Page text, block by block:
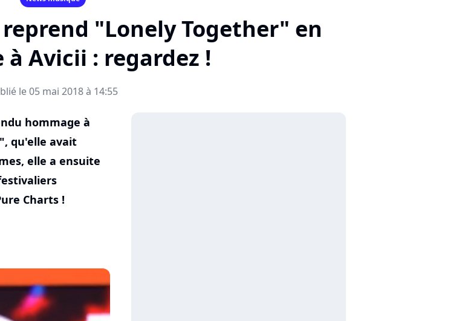
"Lonely Together" en
Avicii : regardez !
le 05 mai 2018 à 14:55
hommage à
qu'elle avait
elle a ensuite
Charts !